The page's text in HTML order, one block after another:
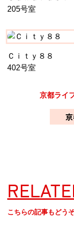
205号室
Ｃｉｔｙ８８
402号室
京都ライ
こちらの記事もどう